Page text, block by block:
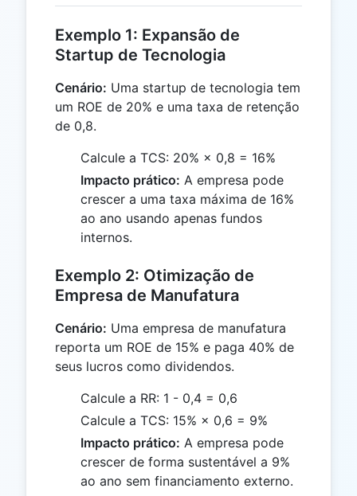
Exemplo 1: Expansão de
Startup de Tecnologia
Cenário: Uma startup de tecnologia tem
um ROE de 20% e uma taxa de retenção
de 0,8.
Calcule a TCS: 20% × 0,8 = 16%
Impacto prático: A empresa pode
crescer a uma taxa máxima de 16%
ao ano usando apenas fundos
internos.
Exemplo 2: Otimização de
Empresa de Manufatura
Cenário: Uma empresa de manufatura
reporta um ROE de 15% e paga 40% de
seus lucros como dividendos.
Calcule a RR: 1 - 0,4 = 0,6
Calcule a TCS: 15% × 0,6 = 9%
Impacto prático: A empresa pode
crescer de forma sustentável a 9%
ao ano sem financiamento externo.